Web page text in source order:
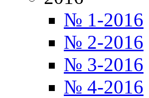
№ 1-2016
№ 2-2016
№ 3-2016
№ 4-2016